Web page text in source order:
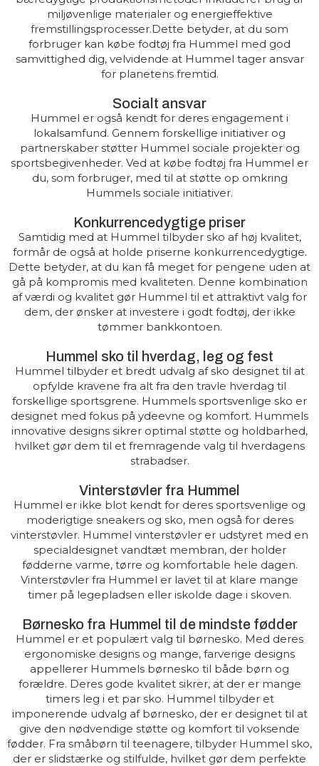
miljøvenlige materialer og energieffektive
fremstillingsprocesser.Dette betyder, at du som
forbruger kan købe fodtøj fra Hummel med god
samvittighed dig, velvidende at Hummel tager ansvar
for planetens fremtid.
Socialt ansvar
Hummel er også kendt for deres engagement i
lokalsamfund. Gennem forskellige initiativer og
partnerskaber støtter Hummel sociale projekter og
sportsbegivenheder. Ved at købe fodtøj fra Hummel er
du, som forbruger, med til at støtte op omkring
Hummels sociale initiativer.
Konkurrencedygtige priser
Samtidig med at Hummel tilbyder sko af høj kvalitet,
formår de også at holde priserne konkurrencedygtige.
Dette betyder, at du kan få meget for pengene uden at
gå på kompromis med kvaliteten. Denne kombination
af værdi og kvalitet gør Hummel til et attraktivt valg for
dem, der ønsker at investere i godt fodtøj, der ikke
tømmer bankkontoen.
Hummel sko til hverdag, leg og fest
Hummel tilbyder et bredt udvalg af sko designet til at
opfylde kravene fra alt fra den travle hverdag til
forskellige sportsgrene. Hummels sportsvenlige sko er
designet med fokus på ydeevne og komfort. Hummels
innovative designs sikrer optimal støtte og holdbarhed,
hvilket gør dem til et fremragende valg til hverdagens
strabadser.
Vinterstøvler fra Hummel
Hummel er ikke blot kendt for deres sportsvenlige og
moderigtige sneakers og sko, men også for deres
vinterstøvler. Hummel vinterstøvler er udstyret med en
specialdesignet vandtæt membran, der holder
fødderne varme, tørre og komfortable hele dagen.
Vinterstøvler fra Hummel er lavet til at klare mange
timer på legepladsen eller iskolde dage i skoven.
Børnesko fra Hummel til de mindste fødder
Hummel er et populært valg til børnesko. Med deres
ergonomiske designs og mange, farverige designs
appellerer Hummels børnesko til både børn og
forældre. Deres gode kvalitet sikrer, at der er mange
timers leg i et par sko. Hummel tilbyder et
imponerende udvalg af børnesko, der er designet til at
give den nødvendige støtte og komfort til voksende
fødder. Fra småbørn til teenagere, tilbyder Hummel sko,
der er slidstærke og stilfulde, hvilket gør dem perfekte